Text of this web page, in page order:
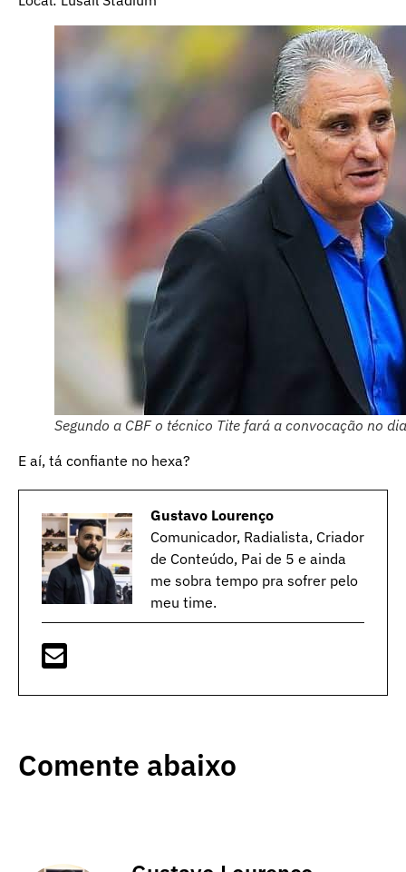
Segundo a CBF o técnico Tite fará a convocação no
E aí, tá confiante no hexa?
Gustavo Lourenço
Comunicador, Radialista, Criador
de Conteúdo, Pai de 5 e ainda
me sobra tempo pra sofrer pelo
meu time.
Comente abaixo